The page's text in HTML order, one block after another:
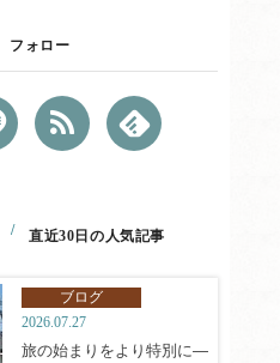
フォロー
直近30日の人気記事
ブログ
2026.07.27
旅の始まりをより特別に―